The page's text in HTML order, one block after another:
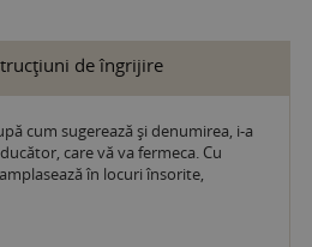
de îngrijire
cum sugerează și denumirea, i-a
care vă va fermeca. Cu
în locuri însorite,